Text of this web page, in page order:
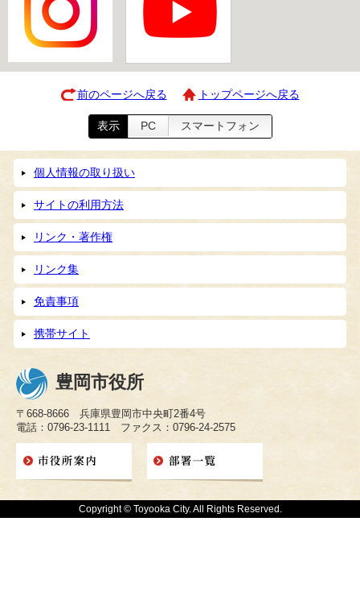
前のページへ戻る トップページへ戻る
表示 PC スマートフォン
個人情報の取り扱い
サイトの利用方法
リンク・著作権
リンク集
免責事項
携帯サイト
豊岡市役所
〒668-8666 兵庫県豊岡市中央町2番4号
電話：0796-23-1111 ファクス：0796-24-2575
Copyright © Toyooka City. All Rights Reserved.